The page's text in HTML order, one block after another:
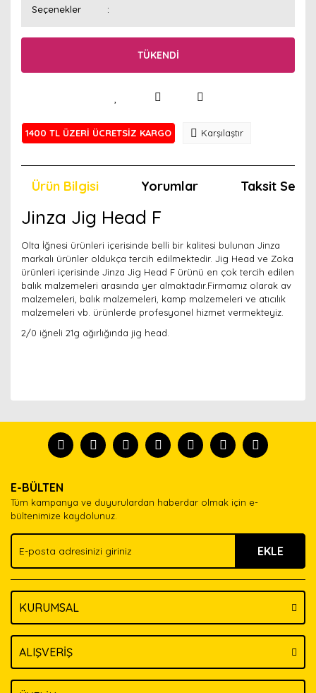
Seçenekler
TÜKENDİ
1400 TL ÜZERİ ÜCRETSİZ KARGO Karşılaştır
Ürün Bilgisi Yorumlar Taksit
Jinza Jig Head F
Olta İğnesi ürünleri içerisinde belli bir kalitesi bulunan Jinza
markalı ürünler oldukça tercih edilmektedir. Jig Head ve Zoka
ürünleri içerisinde Jinza Jig Head F ürünü en çok tercih edilen
balık malzemeleri arasında yer almaktadır.Firmamız olarak av
malzemeleri, balık malzemeleri, kamp malzemeleri ve atıcılık
malzemeleri vb. ürünlerde profesyonel hizmet vermekteyiz.
2/0 iğneli 21g ağırlığında jig head.
tanısın.
formunu kullanarak tarafımıza iletebilirsiniz.
Görüş ve önerileriniz için teşekkür ederiz.
Ürün açıklamasında eksik bilgiler bulunuyor.
Ürün bilgilerinde hatalar bulunuyor.
Ürün fiyatı diğer sitelerden daha pahalı.
Bu ürüne benzer farklı alternatifler olmalı.
E-BÜLTEN
Tüm kampanya ve duyurulardan haberdar olmak için e-
bültenimize kaydolunuz.
EKLE
KURUMSAL
ALIŞVERİŞ